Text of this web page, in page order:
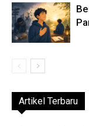
Artikel Terbaru